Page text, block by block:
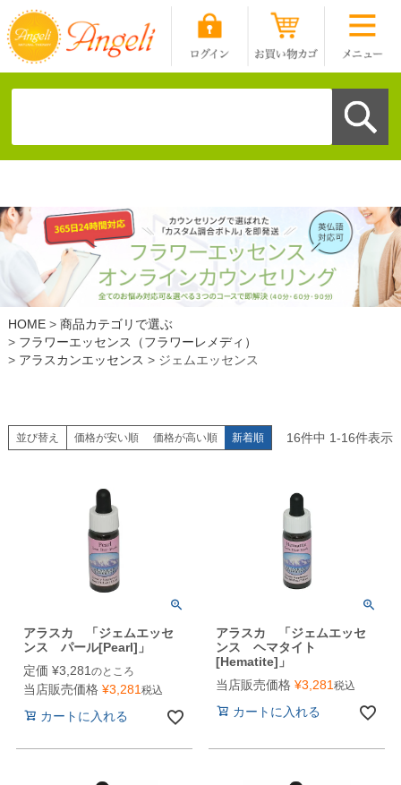
HOME
商品カテゴリで選ぶ
フラワーエッセンス（フラワーレメディ）
アラスカンエッセンス
ジェムエッセンス
並び替え 価格が安い順 価格が高い順 新着順 16件中 1-16件表示
アラスカ 「ジェムエッセ
ンス パール[Pearl]」
定価 ¥3,281 のところ
当店販売価格 ¥3,281 税込
カートに入れる
アラスカ 「ジェムエッセ
ンス ヘマタイト
[Hematite]」
当店販売価格 ¥3,281 税込
カートに入れる